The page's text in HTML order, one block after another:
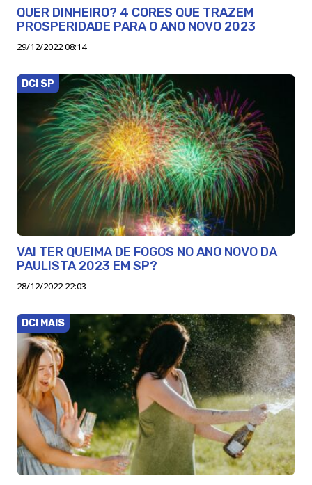
QUER DINHEIRO? 4 CORES QUE TRAZEM
PROSPERIDADE PARA O ANO NOVO 2023
29/12/2022 08:14
DCI SP
VAI TER QUEIMA DE FOGOS NO ANO NOVO DA
PAULISTA 2023 EM SP?
28/12/2022 22:03
DCI MAIS